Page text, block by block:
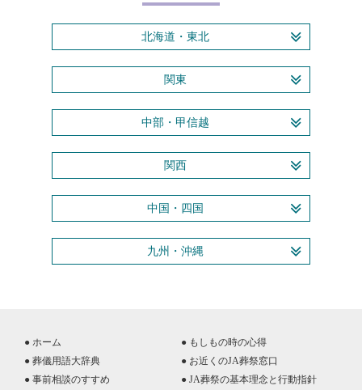
北海道・東北
関東
中部・甲信越
関西
中国・四国
九州・沖縄
● ホーム
● もしもの時の心得
● 葬儀用語大辞典
● お近くのJA葬祭窓口
● 事前相談のすすめ
● JA葬祭の基本理念と行動指針